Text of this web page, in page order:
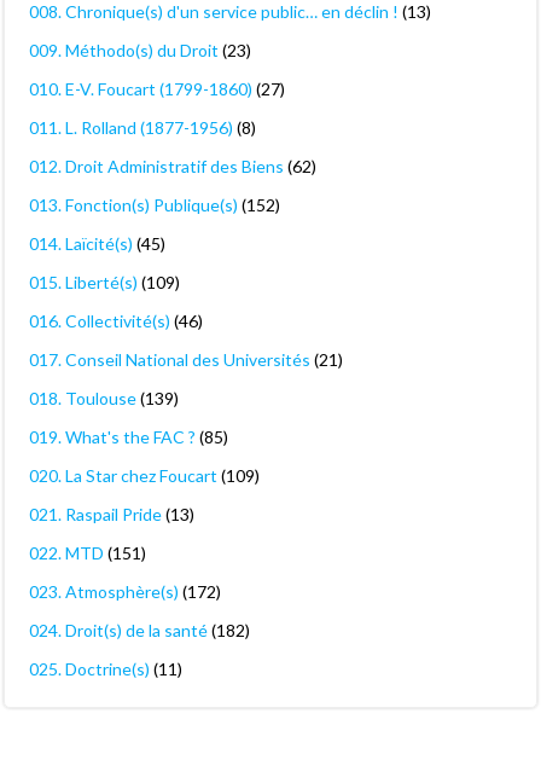
008. Chronique(s) d'un service public… en déclin ! (13)
009. Méthodo(s) du Droit (23)
010. E-V. Foucart (1799-1860) (27)
011. L. Rolland (1877-1956) (8)
012. Droit Administratif des Biens (62)
013. Fonction(s) Publique(s) (152)
014. Laïcité(s) (45)
015. Liberté(s) (109)
016. Collectivité(s) (46)
017. Conseil National des Universités (21)
018. Toulouse(139)
019. What's the FAC ? (85)
020. La Star chez Foucart (109)
021. Raspail Pride(13)
022. MTD (151)
023. Atmosphère(s) (172)
024. Droit(s) de la santé(182)
025. Doctrine(s) (11)